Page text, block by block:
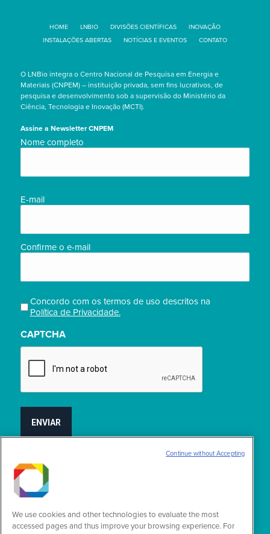
HOME LNBIO DIVISÕES CIENTÍFICAS
INOVAÇÃO
INSTALAÇÕES ABERTAS
NOTÍCIAS E EVENTOS CONTATO
O LNBio integra o Centro Nacional de Pesquisa em Energia e
Materiais (CNPEM) – instituição privada, sem fins lucrativos, de
pesquisa e desenvolvimento sob a supervisão do Ministério da
Ciência, Tecnologia e Inovação (MCTI).
Assine a Newsletter CNPEM
Nome
Nome completo
E-
E-mail
Confirme o e-mail
Privacidade
(obrigatório)
Concordo com os termos de uso descritos na
Política de Privacidade.
CAPTCHA
Encontre-nos em:
Facebook
opens
page
opens
page
opens
page
opens
We use cookies and other technologies to evaluate the most
accessed pages and thus improve your browsing experience. For
Continue without Accepting